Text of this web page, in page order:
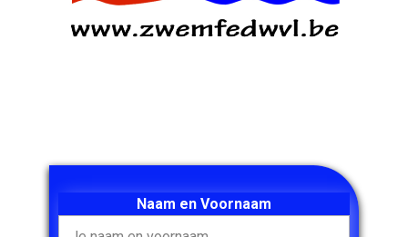
Naam en Voornaam